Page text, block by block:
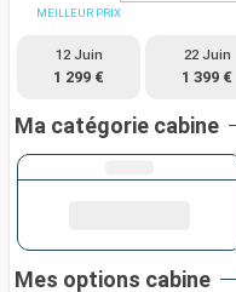
MEILLEUR PRIX
12 Juin
1 299 €
22 Juin
1 399 €
Ma catégorie cabine
Mes options cabine